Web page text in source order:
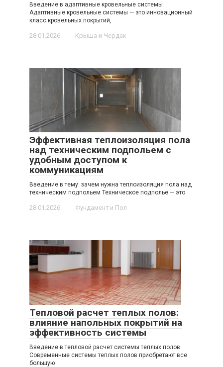
Введение в адаптивные кровельные системы
Адаптивные кровельные системы — это инновационный
класс кровельных покрытий,
28.01.2026 Крыша и Чердак
Эффективная теплоизоляция пола
над техническим подпольем с
удобным доступом к
коммуникациям
Введение в тему: зачем нужна теплоизоляция пола над
техническим подпольем Техническое подполье — это
28.01.2026 Фундамент и Пол
Тепловой расчет теплых полов:
влияние напольных покрытий на
эффективность системы
Введение в тепловой расчет системы теплых полов
Современные системы теплых полов приобретают все
большую